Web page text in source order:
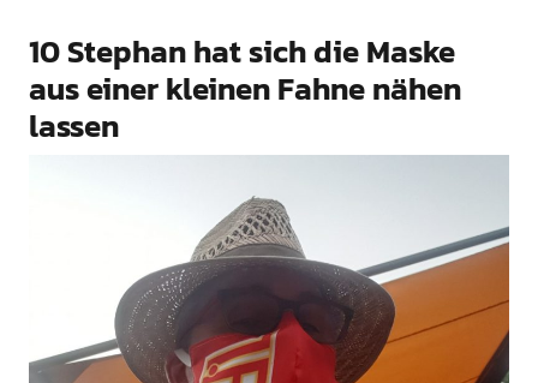
10 Stephan hat sich die Maske
aus einer kleinen Fahne nähen
lassen